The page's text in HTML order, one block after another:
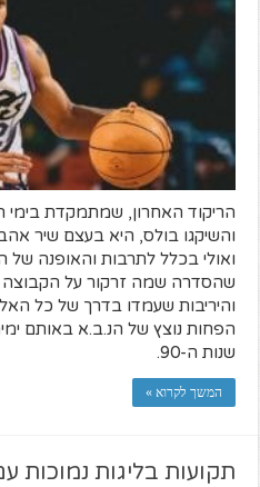
הריקוד האחרון, שמתמקדת בימי
ואולי בכלל לתרבות והאופנה של
שהסדרה שמה זרקור על הקבוצה
והיריבות שעמדו בדרך של כל
הפחות נוצץ של הנ.ב.א באותם
שנות ה-90.
המשך לקרוא »
תקועות בליגות נמוכות